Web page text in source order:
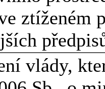
ztíženém
vlády,